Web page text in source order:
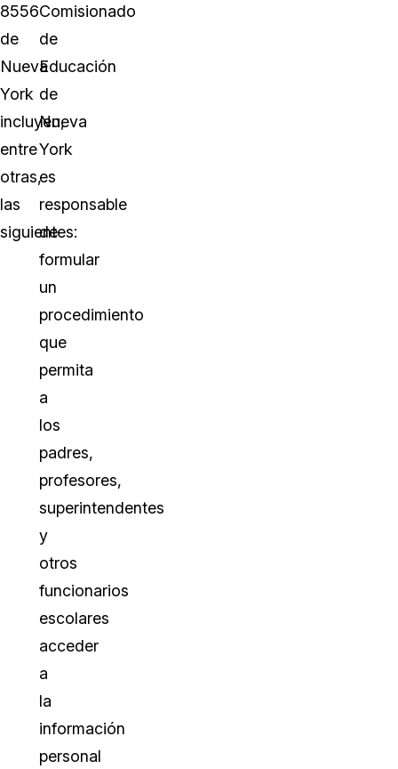
8556
de
Nueva
York
incluyen,
entre
otras,
las
siguientes:
Comisionado
de
Educación
de
Nueva
York
es
responsable
de
formular
un
procedimiento
que
permita
a
los
padres,
profesores,
superintendentes
y
otros
funcionarios
escolares
acceder
a
la
información
personal